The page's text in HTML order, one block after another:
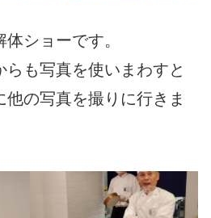
ショーです。
も写真を使いまわすと
の写真を撮りに行きま